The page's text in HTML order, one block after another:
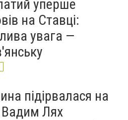
уперше
на Ставці:
увага —
підірвалася на
Вадим Лях